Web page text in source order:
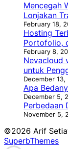
Mencegah
Lonjakan
February 18,
Hosting
Portofolio,
February 8,
Nevacloud
untuk
December 13,
Apa
December 5,
Perbedaan
November 5,
©2026 Arif
SuperbThemes